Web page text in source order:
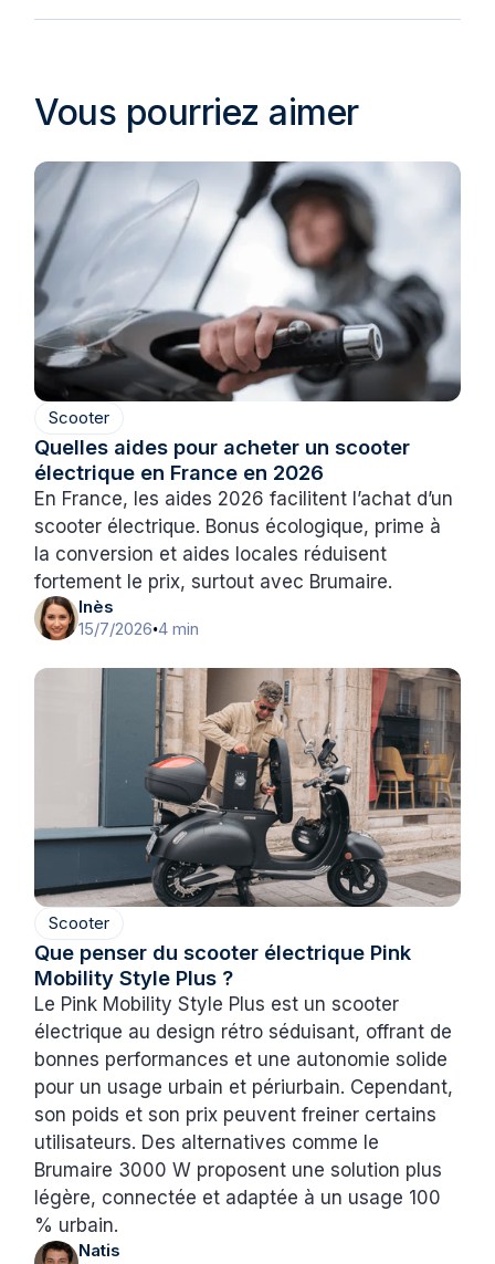
Vous pourriez aimer
Scooter
Quelles aides pour acheter un scooter
électrique en France en 2026
En France, les aides 2026 facilitent l’achat d’un
scooter électrique. Bonus écologique, prime à
la conversion et aides locales réduisent
fortement le prix, surtout avec Brumaire.
Inès
15/7/2026•4 min
Scooter
Que penser du scooter électrique Pink
Mobility Style Plus ?
Le Pink Mobility Style Plus est un scooter
électrique au design rétro séduisant, offrant de
bonnes performances et une autonomie solide
pour un usage urbain et périurbain. Cependant,
son poids et son prix peuvent freiner certains
utilisateurs. Des alternatives comme le
Brumaire 3000 W proposent une solution plus
légère, connectée et adaptée à un usage 100
% urbain.
Natis